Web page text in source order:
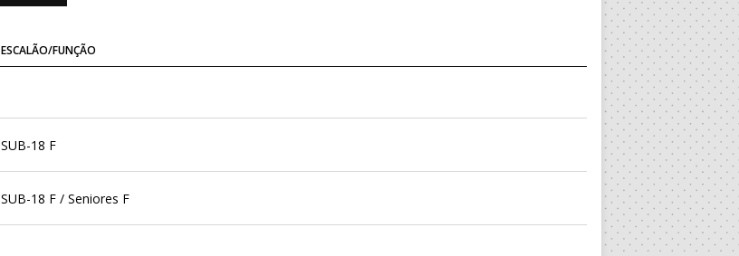
ESCALÃO/FUNÇÃO
SUB-18 F
SUB-18 F / Seniores F